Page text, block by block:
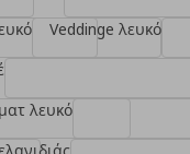
Veddinge λευκό
λευκό